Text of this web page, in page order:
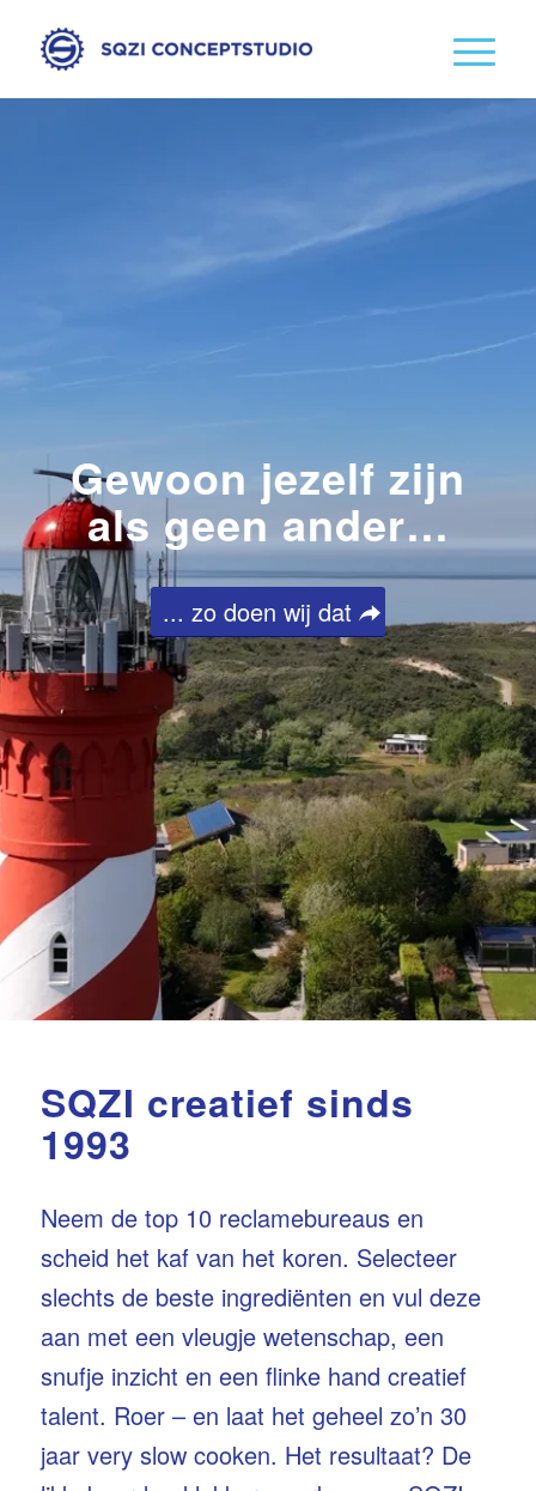
Gewoon jezelf zijn
als geen ander…
... zo doen wij dat
SQZI creatief sinds
1993
Neem de top 10 reclamebureaus en
scheid het kaf van het koren. Selecteer
slechts de beste ingrediënten en vul deze
aan met een vleugje wetenschap, een
snufje inzicht en een flinke hand creatief
talent. Roer – en laat het geheel zo’n 30
jaar very slow cooken. Het resultaat? De